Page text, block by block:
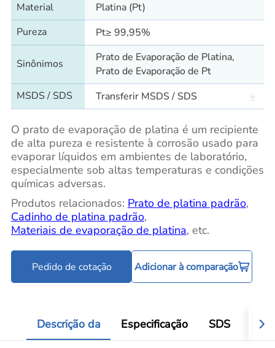
Material
Platina (Pt)
Pureza
Pt≥ 99,95%
Sinônimos
Prato de Evaporação de Platina,
Prato de Evaporação de Pt
MSDS / SDS
Transferir MSDS / SDS
O prato de evaporação de platina é um recipiente
de alta pureza e resistente à corrosão usado para
evaporar líquidos em ambientes de laboratório,
especialmente sob altas temperaturas e condições
químicas adversas.
Produtos relacionados: Prato de platina padrão,
Cadinho de platina padrão,
Materiais de evaporação de platina, etc.
Pedido de cotação Adicionar à comparação
Descrição da Especificação SDS